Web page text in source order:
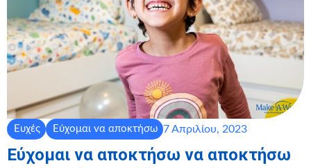
Ευχές Εύχομαι να αποκτήσω 7 Απριλίου, 2023
Εύχομαι να αποκτήσω να αποκτήσω